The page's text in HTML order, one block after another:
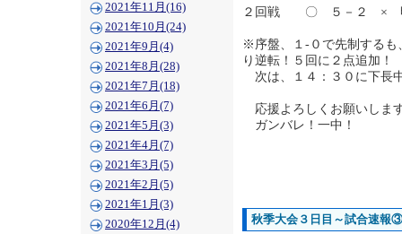
2021年11月(16)
2021年10月(24)
2021年9月(4)
2021年8月(28)
2021年7月(18)
2021年6月(7)
2021年5月(3)
2021年4月(7)
2021年3月(5)
2021年2月(5)
2021年1月(3)
2020年12月(4)
２回戦 〇 ５－２ ×
※序盤、１-０で先制するも
り逆転！５回に２点追加！
次は、１４：３０に下長
応援よろしくお願いしま
ガンバレ！一中！
秋季大会３日目～試合速報